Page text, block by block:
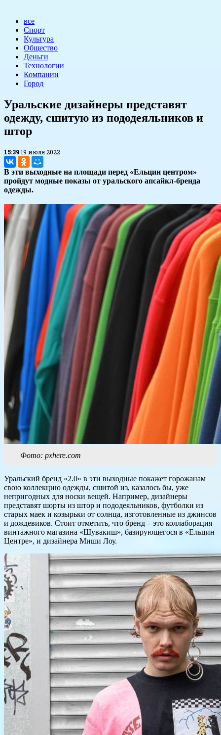
все
Спорт
Культура
Общество
Деньги
Технологии
Компании
Город
Уральские дизайнеры представят
одежду, сшитую из пододеяльников и
штор
15:3919 июля 2022
В эти выходные на площади перед «Ельцин центром»
пройдут модные показы от уральского апсайкл-бренда
одежды.
Фото: pxhere.com
Уральский бренд «2.0» в эти выходные покажет горожанам
свою коллекцию одежды, сшитой из, казалось бы, уже
непригодных для носки вещей. Например, дизайнеры
представят шорты из штор и пододеяльников, футболки из
старых маек и козырьки от солнца, изготовленные из джинсов
и дождевиков. Стоит отметить, что бренд – это коллаборация
винтажного магазина «Шувакиш», базирующегося в «Ельцин
Центре», и дизайнера Миши Лоу.